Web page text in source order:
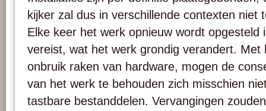
kijker zal dus in verschillende contexten niet
Elke keer het werk opnieuw wordt opgesteld
vereist, wat het werk grondig verandert. Met
onbruik raken van hardware, mogen de
van het werk te behouden zich misschien
tastbare bestanddelen. Vervangingen